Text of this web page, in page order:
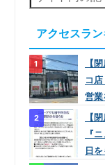
アクセスラ
【
コ
営業
【
『
日